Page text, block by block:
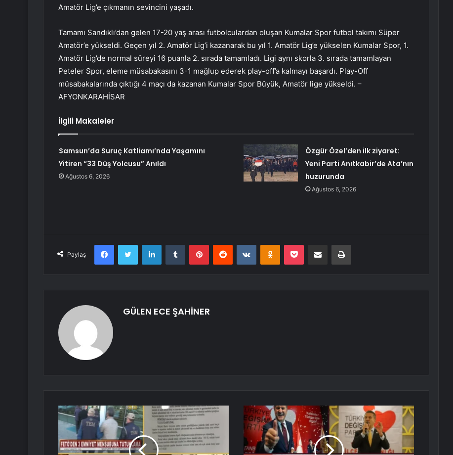
Amatör Lig’e çıkmanın sevincini yaşadı.
Tamamı Sandıklı’dan gelen 17-20 yaş arası futbolculardan oluşan Kumalar Spor futbol takımı Süper
Amatör’e yükseldi. Geçen yıl 2. Amatör Lig’i kazanarak bu yıl 1. Amatör Lig’e yükselen Kumalar Spor, 1.
Amatör Lig’de normal süreyi 16 puanla 2. sırada tamamladı. Ligi aynı skorla 3. sırada tamamlayan
Peteler Spor, eleme müsabakasını 3-1 mağlup ederek play-off’a kalmayı başardı. Play-Off
müsabakalarında çıktığı 4 maçı da kazanan Kumalar Spor Büyük, Amatör lige yükseldi. –
AFYONKARAHİSAR
İlgili Makaleler
Samsun’da Suruç Katliamı’nda Yaşamını
Yitiren “33 Düş Yolcusu” Anıldı
Ağustos 6, 2026
Özgür Özel’den ilk ziyaret:
Yeni Parti Anıtkabir’de Ata’nın
huzurunda
Ağustos 6, 2026
Paylaş
FacebookTwitter LinkedInTumblr PinterestReddit VKontakteOdnoklassniki
Pocket E-Posta ile paylaş Yazdır
GÜLEN ECE ŞAHİNER